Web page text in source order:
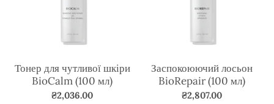
Тонер для чутливої шкіри
BioCalm (100 мл)
₴2,036.00
Заспокоюючий лосьон
BioRepair (100 мл)
₴2,807.00